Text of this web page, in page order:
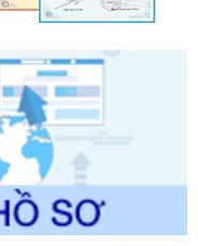
tục hành chính
trình nội bộ, quy
trong lĩnh vực Du
của Sở Văn hóa, Thể